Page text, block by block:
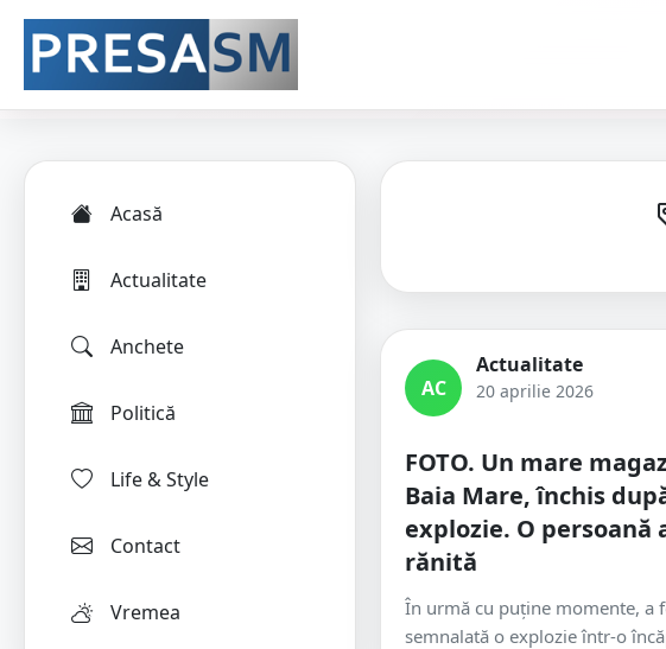
Acasă
Actualitate
Anchete
Politică
Life & Style
Contact
Vremea
AC
Actualitate
20 aprilie 2026
FOTO. Un mare
Baia Mare, închis
explozie. O persoană
rănită
În urmă cu puține momente, a
semnalată o explozie într-o